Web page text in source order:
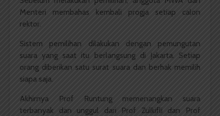
Menteri membahas kembali progja setiap calon
rektor.
Sistem pemilihan dilakukan dengan pemungutan
suara yang saat itu berlangsung di Jakarta. Setiap
orang diberikan satu surat suara dan berhak memilih
siapa saja.
Akhirnya Prof Runtung memenangkan suara
terbanyak dan unggul dari Prof Zulkifli dan Prof